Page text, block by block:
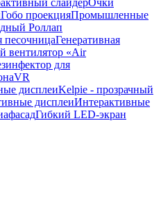
слайдерОчки
Гобо проекцияПромышленные
Роллап
песочницаГенеративная
вентилятор «Air
для
VR
дисплеиKelpie - прозрачный
дисплеиИнтерактивные
Гибкий LED-экран